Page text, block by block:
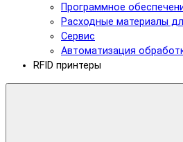
Программное
Расходные материалы
Сервис
Автоматизация
RFID принтеры